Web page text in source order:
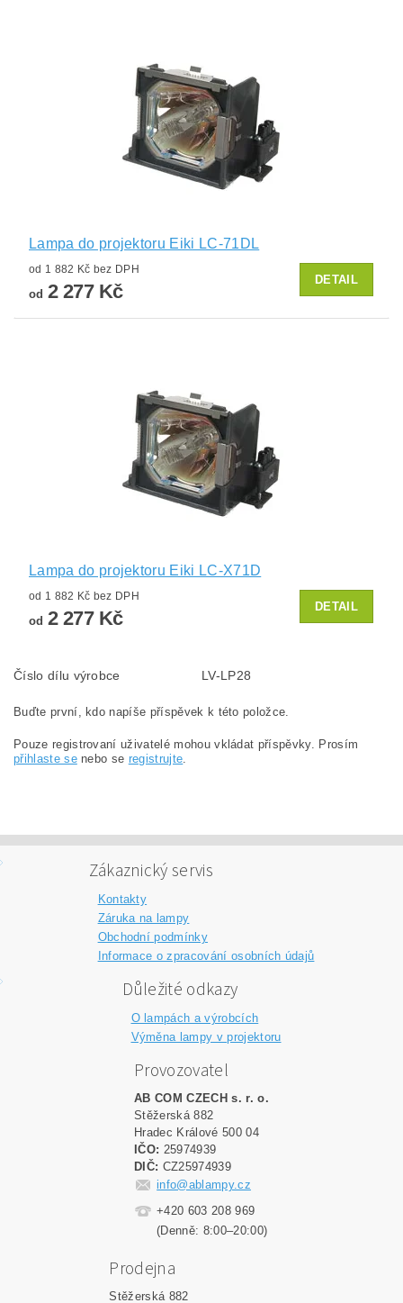
Lampa do projektoru Eiki LC-71DL
od 1 882 Kč bez DPH
od 2 277 Kč
DETAIL
Lampa do projektoru Eiki LC-X71D
od 1 882 Kč bez DPH
od 2 277 Kč
DETAIL
Číslo dílu výrobce LV-LP28
Buďte první, kdo napíše příspěvek k této položce.
Pouze registrovaní uživatelé mohou vkládat příspěvky. Prosím
přihlaste senebo se registrujte.
Zákaznický servis
Kontakty
Záruka na lampy
Obchodní podmínky
Informace o zpracování osobních údajů
Důležité odkazy
O lampách a výrobcích
Výměna lampy v projektoru
Provozovatel
AB COM CZECH s. r. o.
Stěžerská 882
Hradec Králové 500 04
IČO: 25974939
DIČ: CZ25974939
info@ablampy.cz
+420 603 208 969
(Denně: 8:00–20:00)
Prodejna
Stěžerská 882